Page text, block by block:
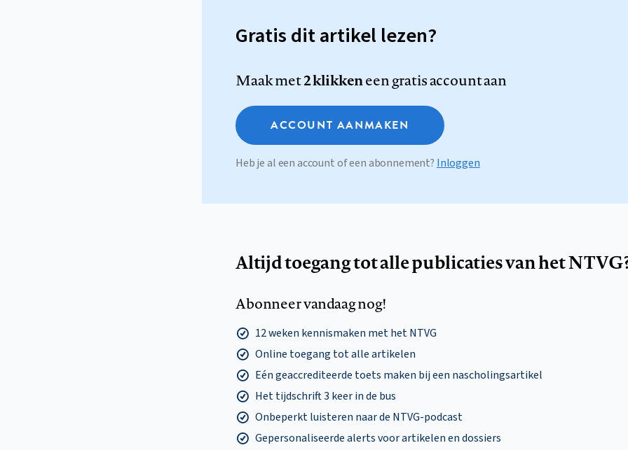
Gratis dit artikel lezen?
Maak met2 klikkeneen gratis account aan
ACCOUNT AANMAKEN
Heb je al een account of een abonnement? Inloggen
Altijd toegang tot alle publicaties van het
Abonneer vandaag nog!
12 weken kennismaken met het NTVG
Online toegang tot alle artikelen
Eén geaccrediteerde toets maken bij een nascholingsartikel
Het tijdschrift 3 keer in de bus
Onbeperkt luisteren naar de NTVG-podcast
Gepersonaliseerde alerts voor artikelen en dossiers